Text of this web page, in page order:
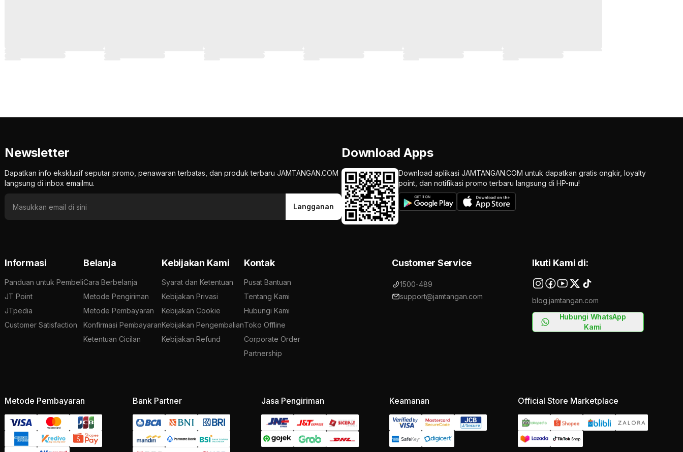
Newsletter
Dapatkan info eksklusif seputar promo, penawaran terbatas, dan produk terbaru JAMTANGAN.COM
langsung di inbox emailmu.
Langganan
Download Apps
Download aplikasi JAMTANGAN.COM untuk dapatkan gratis ongkir, loyalty
point, dan notifikasi promo terbaru langsung di HP-mu!
Informasi
Panduan untuk Pembeli
JT Point
JTpedia
Customer Satisfaction
Belanja
Cara Berbelanja
Metode Pengiriman
Metode Pembayaran
Konfirmasi Pembayaran
Ketentuan Cicilan
Kebijakan Kami
Syarat dan Ketentuan
Kebijakan Privasi
Kebijakan Cookie
Kebijakan Pengembalian
Kebijakan Refund
Kontak
Pusat Bantuan
Tentang Kami
Hubungi Kami
Toko Offline
Corporate Order
Partnership
Customer Service
1500-489
support@jamtangan.com
Ikuti Kami di:
blog.jamtangan.com
Hubungi WhatsApp
Kami
Metode Pembayaran Bank Partner Jasa Pengiriman Keamanan Official Store Marketplace